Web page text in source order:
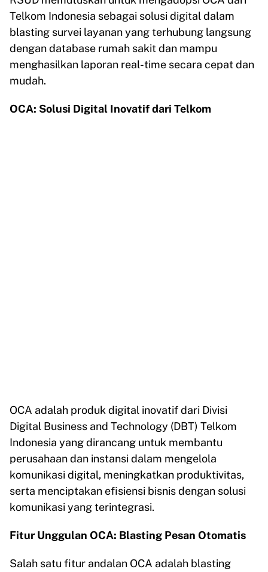
Telkom Indonesia sebagai solusi digital dalam
blasting survei layanan yang terhubung langsung
dengan database rumah sakit dan mampu
menghasilkan laporan real-time secara cepat dan
mudah.
OCA: Solusi Digital Inovatif dari Telkom
OCA adalah produk digital inovatif dari Divisi
Digital Business and Technology (DBT) Telkom
Indonesia yang dirancang untuk membantu
perusahaan dan instansi dalam mengelola
komunikasi digital, meningkatkan produktivitas,
serta menciptakan efisiensi bisnis dengan solusi
komunikasi yang terintegrasi.
Fitur Unggulan OCA: Blasting Pesan Otomatis
Salah satu fitur andalan OCA adalah blasting